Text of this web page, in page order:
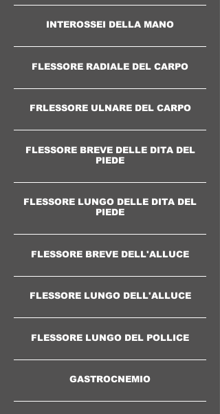
INTEROSSEI DELLA MANO
FLESSORE RADIALE DEL CARPO
FRLESSORE ULNARE DEL CARPO
FLESSORE BREVE DELLE DITA DEL
PIEDE
FLESSORE LUNGO DELLE DITA DEL
PIEDE
FLESSORE BREVE DELL'ALLUCE
FLESSORE LUNGO DELL'ALLUCE
FLESSORE LUNGO DEL POLLICE
GASTROCNEMIO